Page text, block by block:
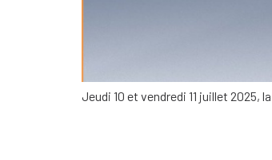
Jeudi 10 et vendredi 11 juillet 2025,